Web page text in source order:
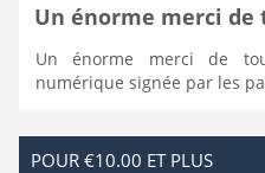
Un énorme merci
Un énorme merci de
numérique signée par les
POUR €10.00 ET PLUS